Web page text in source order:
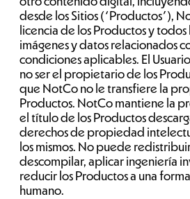
desde los Sitios (“Productos”),
licencia de los Productos y todos
imágenes y datos relacionados
condiciones aplicables. El
no ser el propietario de los
que NotCo no le transfiere la
Productos. NotCo mantiene la
el título de los Productos
derechos de propiedad
los mismos. No puede
descompilar, aplicar ingeniería
reducir los Productos a una
humano.